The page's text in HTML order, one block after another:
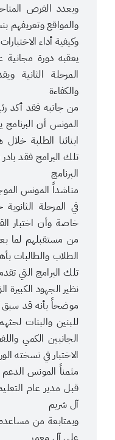
وبعدد الفرص
والمواقع
وكيفية أداء
يعقبه دورة مجانية
المرحلة الثانية
والكفاءة
من جانبه فقد أكد
المونس أن
ابنائنا الطلبة
تلك البرامج فقد
البرنامج
مناشداً المونس
في المرحلة
من مستقبلهم لما
الطلاب والطالبات
تلك البرامج التي
نظير الجهود الكبيرة
موضحاً بأنه قد سبق
للبنين والبنات
الجانبين الكمي
الاختبار في نسخته
مثمناً المونس
قبل مدير عام
آل شريم
وبمتابعة من